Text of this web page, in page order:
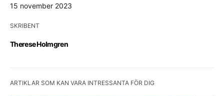
15 november 2023
SKRIBENT
Therese Holmgren
ARTIKLAR SOM KAN VARA INTRESSANTA FÖR DIG